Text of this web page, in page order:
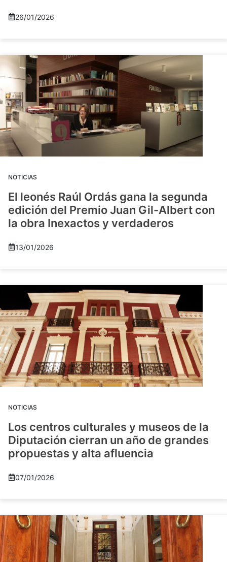
26/01/2026
NOTICIAS
El leonés Raúl Ordás gana la segunda
edición del Premio Juan Gil-Albert con
la obra Inexactos y verdaderos
13/01/2026
NOTICIAS
Los centros culturales y museos de la
Diputación cierran un año de grandes
propuestas y alta afluencia
07/01/2026